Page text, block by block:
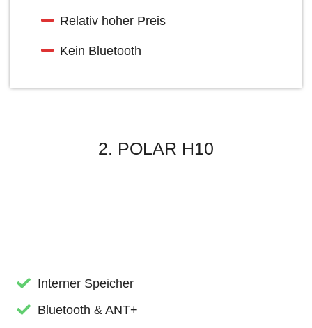
Relativ hoher Preis
Kein Bluetooth
2. POLAR H10
Interner Speicher
Bluetooth & ANT+